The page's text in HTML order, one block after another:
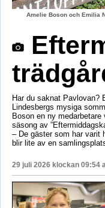
Amelie Boson och Emilia
Har du saknat Pavlovan?
Lindesbergs mysiga
Boson en ny
säsong av
– De gäster som har varit
blir lite av en
29 juli 2026 klockan 09:54